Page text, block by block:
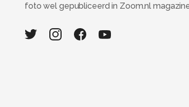
foto wel gepubliceerd in Zoom.nl